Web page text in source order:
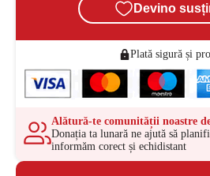
Devino
Plată sigură și
Alătură-te comunității noastre
Donația ta lunară ne ajută să
informăm corect și echidistant